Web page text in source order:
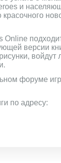
и
версии
форуме
по адресу: